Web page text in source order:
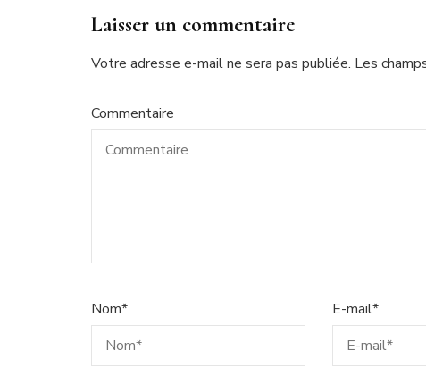
Laisser un commentaire
Votre adresse e-mail ne sera pas publiée. Les
Commentaire
Nom* E-mail*